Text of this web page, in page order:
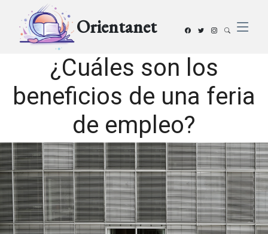
Orientanet
¿Cuáles son los
beneficios de una feria
de empleo?